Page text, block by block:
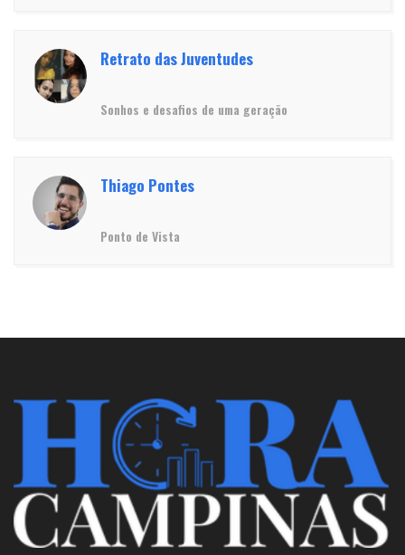
Retrato das Juventudes
Sonhos e desafios de uma geração
Thiago Pontes
Ponto de Vista